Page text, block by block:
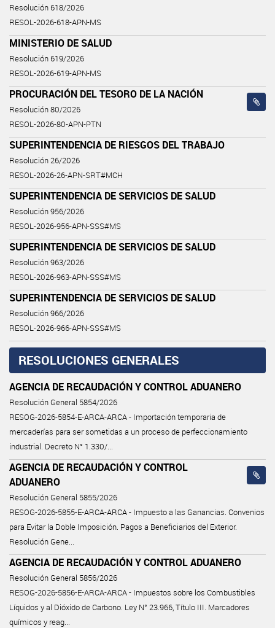
Resolución 618/2026
RESOL-2026-618-APN-MS
MINISTERIO DE SALUD
Resolución 619/2026
RESOL-2026-619-APN-MS
PROCURACIÓN DEL TESORO DE LA NACIÓN
Resolución 80/2026
RESOL-2026-80-APN-PTN
SUPERINTENDENCIA DE RIESGOS DEL TRABAJO
Resolución 26/2026
RESOL-2026-26-APN-SRT#MCH
SUPERINTENDENCIA DE SERVICIOS DE SALUD
Resolución 956/2026
RESOL-2026-956-APN-SSS#MS
SUPERINTENDENCIA DE SERVICIOS DE SALUD
Resolución 963/2026
RESOL-2026-963-APN-SSS#MS
SUPERINTENDENCIA DE SERVICIOS DE SALUD
Resolución 966/2026
RESOL-2026-966-APN-SSS#MS
RESOLUCIONES GENERALES
AGENCIA DE RECAUDACIÓN Y CONTROL ADUANERO
Resolución General 5854/2026
RESOG-2026-5854-E-ARCA-ARCA - Importación temporaria de
mercaderías para ser sometidas a un proceso de perfeccionamiento
industrial. Decreto N° 1.330/...
AGENCIA DE RECAUDACIÓN Y CONTROL
ADUANERO
Resolución General 5855/2026
RESOG-2026-5855-E-ARCA-ARCA - Impuesto a las Ganancias. Convenios
para Evitar la Doble Imposición. Pagos a Beneficiarios del Exterior.
Resolución Gene...
AGENCIA DE RECAUDACIÓN Y CONTROL ADUANERO
Resolución General 5856/2026
RESOG-2026-5856-E-ARCA-ARCA - Impuestos sobre los Combustibles
Líquidos y al Dióxido de Carbono. Ley N° 23.966, Título III. Marcadores
químicos y reag...